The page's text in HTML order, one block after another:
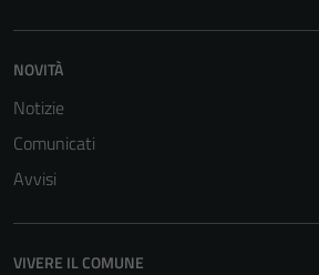
NOVITÀ
Notizie
Comunicati
Avvisi
VIVERE IL COMUNE